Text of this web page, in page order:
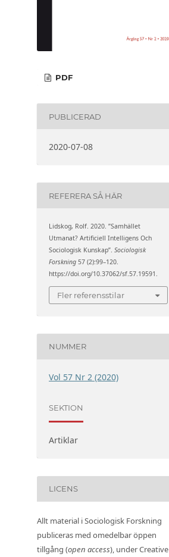
PDF
PUBLICERAD
2020-07-08
REFERERA SÅ HÄR
Lidskog, Rolf. 2020. ”Samhället
Utmanat? Artificiell Intelligens Och
Sociologisk Kunskap”.Sociologisk
Forskning 57 (2):99–120.
https://doi.org/10.37062/sf.57.19591.
Fler referensstilar
NUMMER
Vol 57 Nr 2 (2020)
SEKTION
Artiklar
LICENS
Allt material i Sociologisk Forskning
publiceras med omedelbar öppen
tillgång (open access), under Creative